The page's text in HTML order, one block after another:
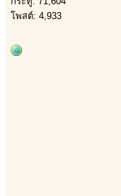
โพสต์: 4,933